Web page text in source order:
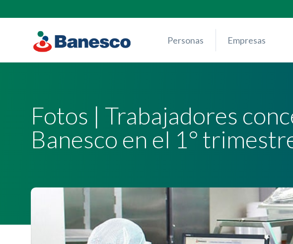
content
Personas Empresas
Fotos | Trabajadores
Banesco en el 1°